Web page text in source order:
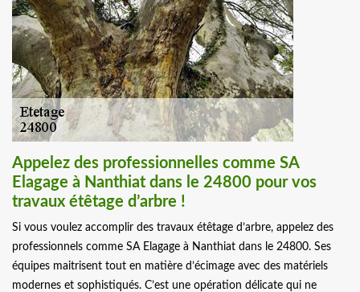
Appelez des professionnelles comme SA
Elagage à Nanthiat dans le 24800 pour vos
travaux étêtage d’arbre !
Si vous voulez accomplir des travaux étêtage d’arbre, appelez des
professionnels comme SA Elagage à Nanthiat dans le 24800. Ses
équipes maitrisent tout en matière d’écimage avec des matériels
modernes et sophistiqués. C’est une opération délicate qui ne